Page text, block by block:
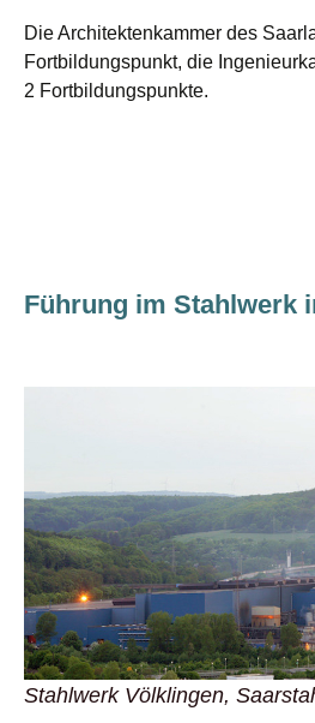
Die Architektenkammer des
Fortbildungspunkt, die
2 Fortbildungspunkte.
Führung im Stahlwerk
Stahlwerk Völklingen,